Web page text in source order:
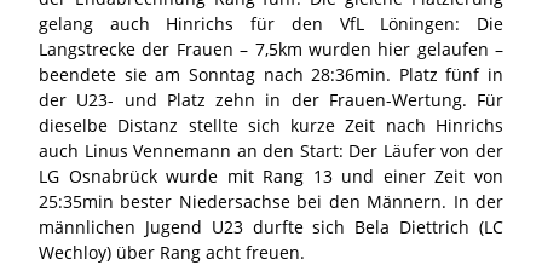
gelang auch Hinrichs für den VfL Löningen: Die
Langstrecke der Frauen – 7,5km wurden hier gelaufen –
beendete sie am Sonntag nach 28:36min. Platz fünf in
der U23- und Platz zehn in der Frauen-Wertung. Für
dieselbe Distanz stellte sich kurze Zeit nach Hinrichs
auch Linus Vennemann an den Start: Der Läufer von der
LG Osnabrück wurde mit Rang 13 und einer Zeit von
25:35min bester Niedersachse bei den Männern. In der
männlichen Jugend U23 durfte sich Bela Diettrich (LC
Wechloy) über Rang acht freuen.